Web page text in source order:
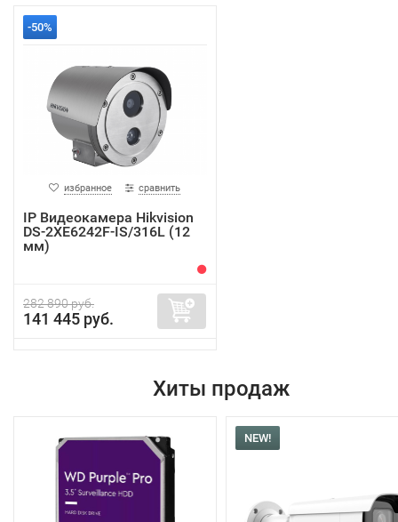
-50%
избранное сравнить
IP Видеокамера Hikvision
DS-2XE6242F-IS/316L (12
мм)
282 890 руб.
141 445 руб.
Хиты продаж
NEW!